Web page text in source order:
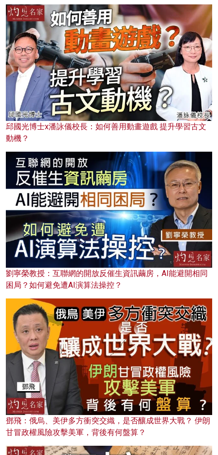
邱國光博士x潘詠儀校長：如何善用動畫遊戲 提升學習古文
動機？
劉寧榮教授：互聯網的開放反催生資訊繭房，AI能避開相同
困局？如何避免遭AI演算法操控？
鄧飛：俄烏、美伊多方衝突交織，是否釀成世界大戰？ 伊朗
甘冒政權風險攻擊美軍，背後有何盤算？